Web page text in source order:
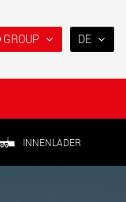
GROUP
DE
NL
IT
INNENLADER